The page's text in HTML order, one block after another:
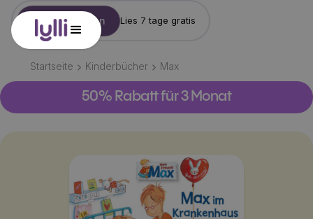
Konto erstellen Lies 7 tage gratis
Startseite Kinderbücher Max
50% Rabatt für 3 Monat